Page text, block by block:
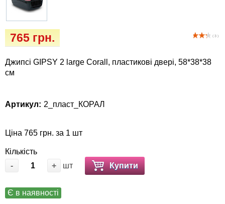
( 3 )
765 грн.
Джипсі GIPSY 2 large Corall, пластикові двері, 58*38*38
см
Артикул: 2_пласт_КОРАЛ
Ціна 765 грн. за 1 шт
Кількість
-
+ шт Купити
Є в наявності
Ласощі та корма
Vet Diet Canine Wet - ветеринарные диеты
для собак
Лежаки, будиночки, охолоджуючи
Одяг та взуття
Переноски, сумки, клітки